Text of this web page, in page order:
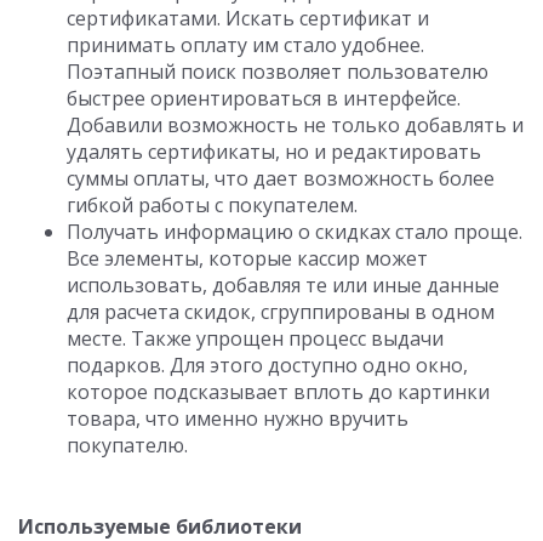
сертификатами. Искать сертификат и
принимать оплату им стало удобнее.
Поэтапный поиск позволяет пользователю
быстрее ориентироваться в интерфейсе.
Добавили возможность не только добавлять и
удалять сертификаты, но и редактировать
суммы оплаты, что дает возможность более
гибкой работы с покупателем.
Получать информацию о скидках стало проще.
Все элементы, которые кассир может
использовать, добавляя те или иные данные
для расчета скидок, сгруппированы в одном
месте. Также упрощен процесс выдачи
подарков. Для этого доступно одно окно,
которое подсказывает вплоть до картинки
товара, что именно нужно вручить
покупателю.
Используемые библиотеки